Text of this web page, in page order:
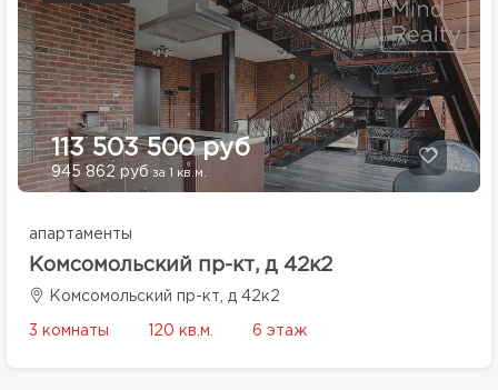
113 503 500 руб
945 862 руб за 1 кв.м.
апартаменты
Комсомольский пр-кт, д 42к2
Комсомольский пр-кт, д 42к2
3 комнаты 120 кв.м. 6 этаж